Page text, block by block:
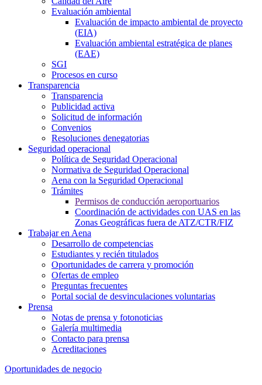
Evaluación ambiental
Evaluación de impacto ambiental de proyecto
(EIA)
Evaluación ambiental estratégica de planes
(EAE)
SGI
Procesos en curso
Transparencia
Transparencia
Publicidad activa
Solicitud de información
Convenios
Resoluciones denegatorias
Seguridad operacional
Política de Seguridad Operacional
Normativa de Seguridad Operacional
Aena con la Seguridad Operacional
Trámites
Permisos de conducción aeroportuarios
Coordinación de actividades con UAS en las
Zonas Geográficas fuera de ATZ/CTR/FIZ
Trabajar en Aena
Desarrollo de competencias
Estudiantes y recién titulados
Oportunidades de carrera y promoción
Ofertas de empleo
Preguntas frecuentes
Portal social de desvinculaciones voluntarias
Prensa
Notas de prensa y fotonoticias
Galería multimedia
Contacto para prensa
Acreditaciones
Oportunidades de negocio